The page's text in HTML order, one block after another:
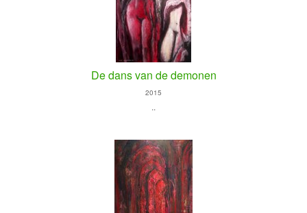
De dans van de demonen
2015
..